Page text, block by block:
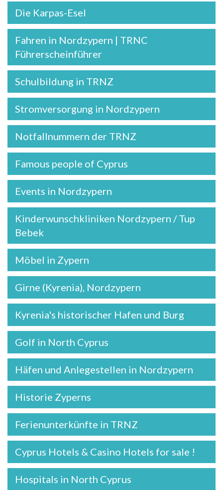
Die Karpas-Esel
Fahren in Nordzypern | TRNC
Führerscheinführer
Schulbildung in TRNZ
Stromversorgung in Nordzypern
Notfallnummern der TRNZ
Famous people of Cyprus
Events in Nordzypern
Kinderwunschkliniken Nordzypern / Tup
Bebek
Möbel in Zypern
Girne (Kyrenia), Nordzypern
Kyrenia's historischer Hafen und Burg
Golf in North Cyprus
Häfen und Anlegestellen in Nordzypern
Historie Zyperns
Ferienunterkünfte in TRNZ
Cyprus Hotels & Casino Hotels for sale !
Hospitals in North Cyprus